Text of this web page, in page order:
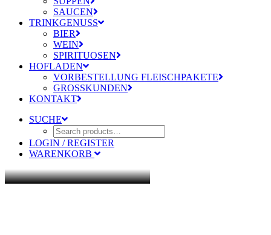
SAUCEN
TRINKGENUSS
BIER
WEIN
SPIRITUOSEN
HOFLADEN
VORBESTELLUNG FLEISCHPAKETE
GROSSKUNDEN
KONTAKT
SUCHE
LOGIN / REGISTER
WARENKORB